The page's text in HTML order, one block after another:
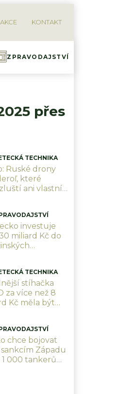
KONTAKT
ZPRAVODAJSTVÍ
přes
TECHNIKA
Ruské drony
které
ani vlastní
neumí bránit
investuje
miliard Kč do
Rusko na kolena
TECHNIKA
stíhačka
za více než 8
Kč měla být
malý letoun
chce bojovat
Západu
1 000 tankerů